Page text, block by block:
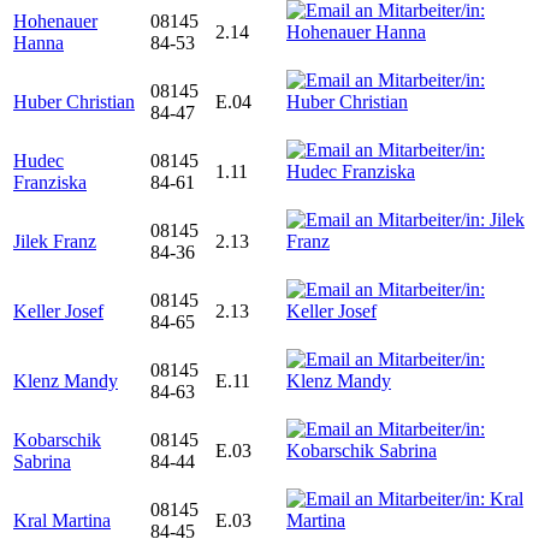
Hohenauer
Hanna
08145
84-53
2.14
Huber Christian
08145
84-47
E.04
Hudec
Franziska
08145
84-61
1.11
Jilek Franz
08145
84-36
2.13
Keller Josef
08145
84-65
2.13
Klenz Mandy
08145
84-63
E.11
Kobarschik
Sabrina
08145
84-44
E.03
Kral Martina
08145
84-45
E.03